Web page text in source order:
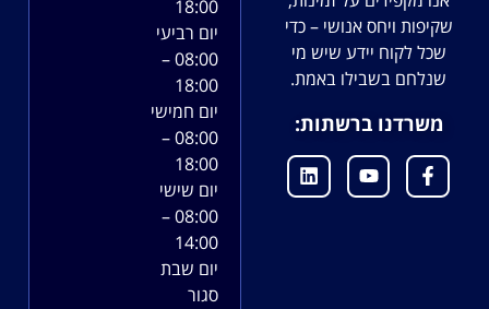
שקיפות ויחס אנושי – כדי
שכל לקוח יידע שיש מי
שנלחם בשבילו באמת.
משרדנו ברשתות:
18:00
יום רביעי
08:00 –
18:00
יום חמישי
08:00 –
18:00
יום שישי
08:00 –
14:00
יום שבת
סגור